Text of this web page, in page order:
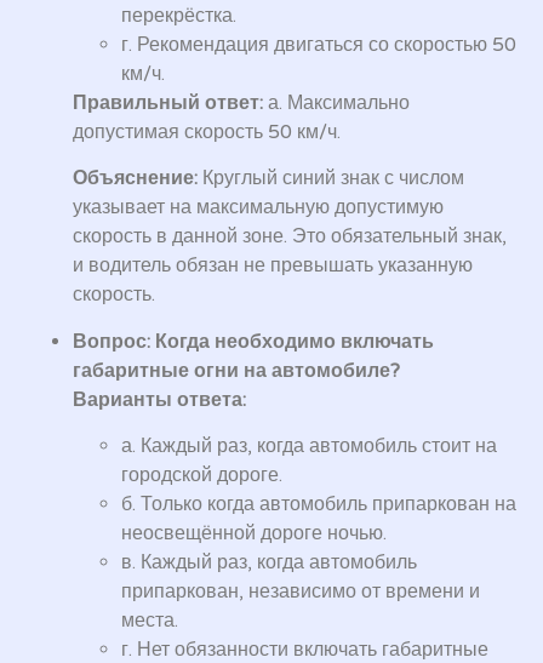
перекрёстка.
г. Рекомендация двигаться со скоростью 50
км/ч.
Правильный ответ: а. Максимально
допустимая скорость 50 км/ч.
Объяснение: Круглый синий знак с числом
указывает на максимальную допустимую
скорость в данной зоне. Это обязательный знак,
и водитель обязан не превышать указанную
скорость.
Вопрос: Когда необходимо включать
габаритные огни на автомобиле?
Варианты ответа:
а. Каждый раз, когда автомобиль стоит на
городской дороге.
б. Только когда автомобиль припаркован на
неосвещённой дороге ночью.
в. Каждый раз, когда автомобиль
припаркован, независимо от времени и
места.
г. Нет обязанности включать габаритные